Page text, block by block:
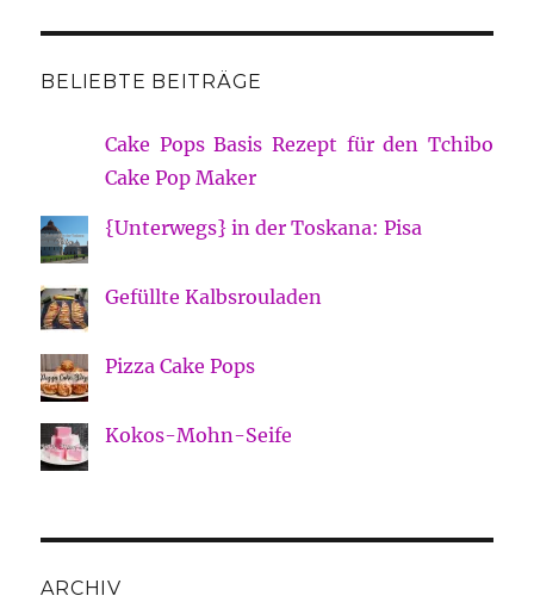
BELIEBTE BEITRÄGE
Cake Pops Basis Rezept für den Tchibo
Cake Pop Maker
{Unterwegs} in der Toskana: Pisa
Gefüllte Kalbsrouladen
Pizza Cake Pops
Kokos-Mohn-Seife
ARCHIV